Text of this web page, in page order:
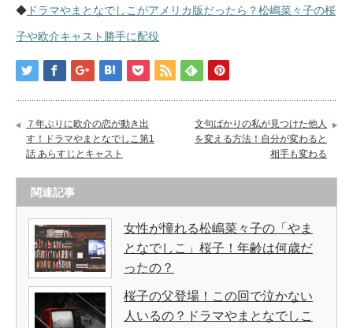
◆ ドラマやまとなでしこがアメリカ版だったら？松嶋菜々子の桜
子や欧介キャスト勝手に配役
７年ぶりに欧介の恋が動き出
す！ドラマやまとなでしこ第1
話 あらすじとキャスト
文句ばかりの私が見つけた他人
を変える方法！自分が変わると
相手も変わる
関連記事
女性が憧れる松嶋菜々子の「やま
となでしこ」桜子！年齢は何歳だ
ったの？
桜子の父登場！この回で泣かない
人いるの？ドラマやまとなでしこ